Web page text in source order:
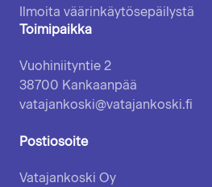
Ilmoita väärinkäytösepäilystä
Toimipaikka
Vuohiniityntie 2
38700 Kankaanpää
vatajankoski@vatajankoski.fi
Postiosoite
Vatajankoski Oy